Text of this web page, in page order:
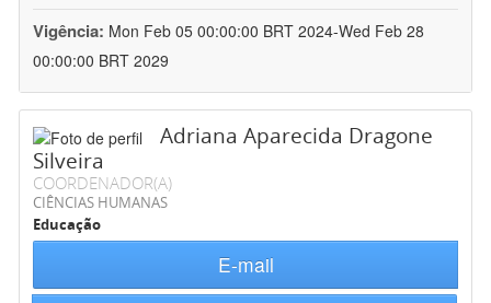
Vigência: Mon Feb 05 00:00:00 BRT 2024-Wed Feb 28
00:00:00 BRT 2029
Adriana Aparecida Dragone
Silveira
COORDENADOR(A)
CIÊNCIAS HUMANAS
Educação
E-mail